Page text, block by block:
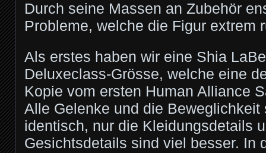
Durch seine Massen an Zubehör
Probleme, welche die Figur extrem
Als erstes haben wir eine Shia
Deluxeclass-Grösse, welche eine
Kopie vom ersten Human Alliance
Alle Gelenke und die Beweglichkeit
identisch, nur die Kleidungsdetails
Gesichtsdetails sind viel besser. In